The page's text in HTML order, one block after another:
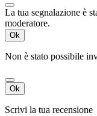
La tua segnalazione è
moderatore.
Ok
Non è stato possibile
Ok
Scrivi la tua recensione